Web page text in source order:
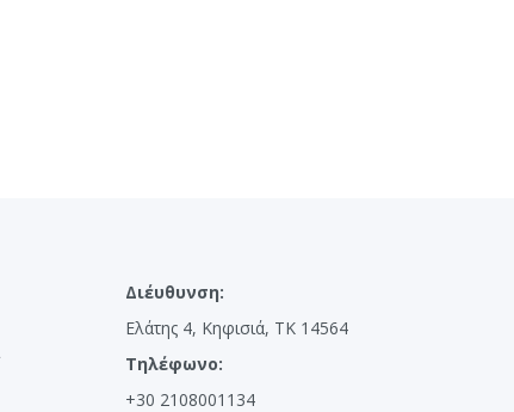
Διέυθυνση:
Ελάτης 4, Κηφισιά, ΤΚ 14564
Τηλέφωνο:
+30 2108001134